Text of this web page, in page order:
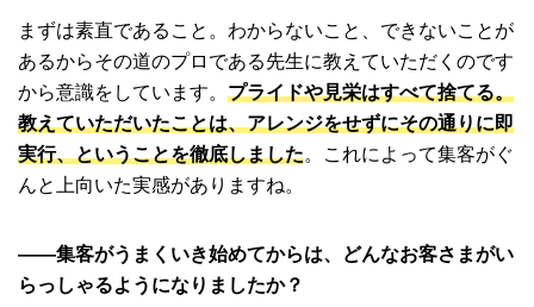
まずは素直であること。わからないこと、できないことが
あるからその道のプロである先生に教えていただくのです
から意識をしています。 プライドや見栄はすべて捨てる。
教えていただいたことは、アレンジをせずにその通りに即
実行、ということを徹底しました。これによって集客がぐ
んと上向いた実感がありますね。
――集客がうまくいき始めてからは、どんなお客さまがい
らっしゃるようになりましたか？